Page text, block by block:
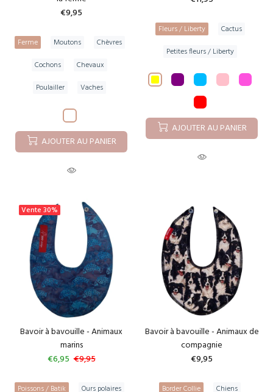
€9,95
Ferme Moutons
Chèvres
Cochons
Chevaux
Poulailler
Vaches
AJOUTER AU PANIER
Fleurs / Liberty
Cactus
Petites fleurs / Liberty
AJOUTER AU PANIER
Vente 30%
Bavoir à bavouille - Animaux
marins
€6,95 €9,95
Poissons / Batik Ours polaires
Bavoir à bavouille - Animaux de
compagnie
€9,95
Border Collie Chiens